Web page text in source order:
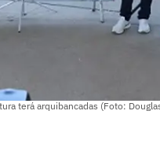
terá arquibancadas (Foto: